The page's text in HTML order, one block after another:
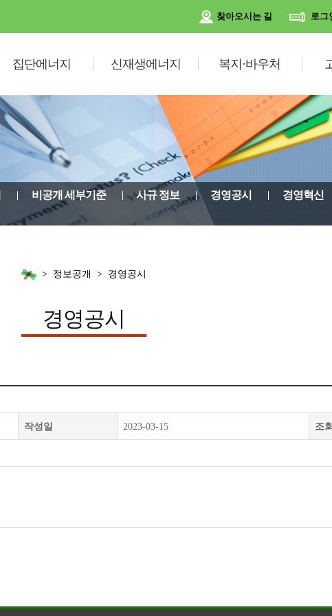
찾아오시는 길 로그
집단에너지 신재생에너지 복지·바우처
비공개 세부기준 사규 정보 경영공시 경영혁신
정보공개 경영공시
경영공시
작성일 2023-03-15 조